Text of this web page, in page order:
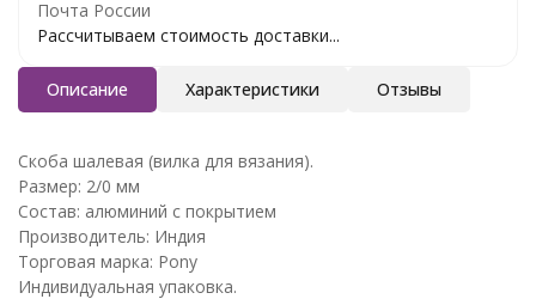
Почта России
Рассчитываем стоимость доставки...
Описание Характеристики Отзывы
Скоба шалевая (вилка для вязания).
Размер: 2/0 мм
Состав: алюминий с покрытием
Производитель: Индия
Торговая марка: Pony
Индивидуальная упаковка.